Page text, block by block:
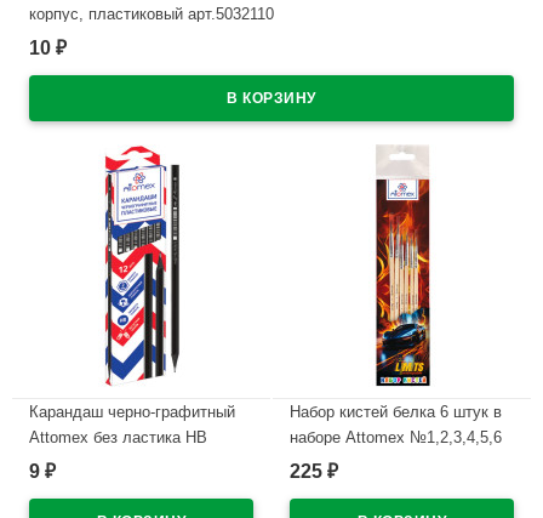
корпус, пластиковый арт.5032110
В наличии
10 ₽
Карандаш черно-графитный
Attomex без ластика НВ
черный корпус, пластиковы
9 ₽
Набор кистей белка 6 штук в
наборе Attomex №1,2,3,4,5,6
Никаких ограничений (No
225 ₽